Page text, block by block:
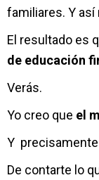
familiares. Y así
El resultado es
de educación
Verás.
Yo creo que el
Y
De contarte lo